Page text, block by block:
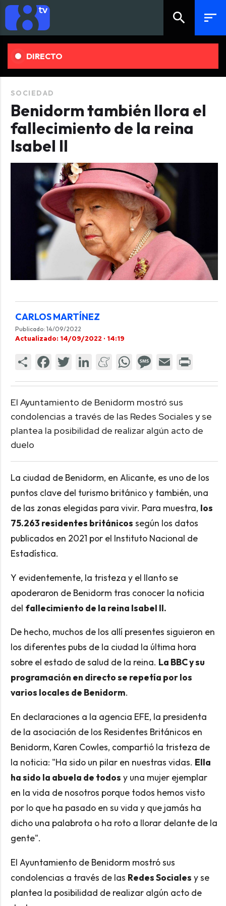
search sort
DIRECTO
SOCIEDAD
Benidorm también llora el
fallecimiento de la reina
Isabel II
CARLOS MARTÍNEZ
Publicado: 14/09/2022
Actualizado: 14/09/2022 · 14:19
El Ayuntamiento de Benidorm mostró sus
condolencias a través de las Redes Sociales y se
plantea la posibilidad de realizar algún acto de
duelo
La ciudad de Benidorm, en Alicante, es uno de los
puntos clave del turismo británico y también, una
de las zonas elegidas para vivir. Para muestra, los
75.263 residentes británicos según los datos
publicados en 2021 por el Instituto Nacional de
Estadística.
Y evidentemente, la tristeza y el llanto se
apoderaron de Benidorm tras conocer la noticia
del fallecimiento de la reina Isabel II.
De hecho, muchos de los allí presentes siguieron en
los diferentes pubs de la ciudad la última hora
sobre el estado de salud de la reina. La BBC y su
programación en directo se repetía por los
varios locales de Benidorm.
En declaraciones a la agencia EFE, la presidenta
de la asociación de los Residentes Británicos en
Benidorm, Karen Cowles, compartió la tristeza de
la noticia: "Ha sido un pilar en nuestras vidas. Ella
ha sido la abuela de todos y una mujer ejemplar
en la vida de nosotros porque todos hemos visto
por lo que ha pasado en su vida y que jamás ha
dicho una palabrota o ha roto a llorar delante de la
gente".
El Ayuntamiento de Benidorm mostró sus
condolencias a través de las Redes Sociales y se
plantea la posibilidad de realizar algún acto de